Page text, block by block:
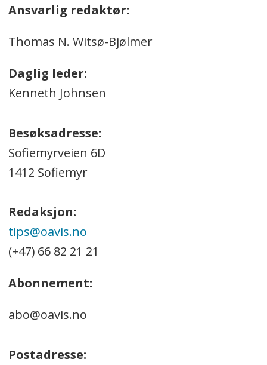
Ansvarlig redaktør:
Thomas N. Witsø-Bjølmer
Daglig leder:
Kenneth Johnsen
Besøksadresse:
Sofiemyrveien 6D
1412 Sofiemyr
Redaksjon:
tips@oavis.no
(+47) 66 82 21 21
Abonnement:
abo@oavis.no
Postadresse: